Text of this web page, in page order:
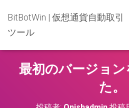
BitBotWin | 仮想通貨自動取引
ツール
最初のバージョン
た。